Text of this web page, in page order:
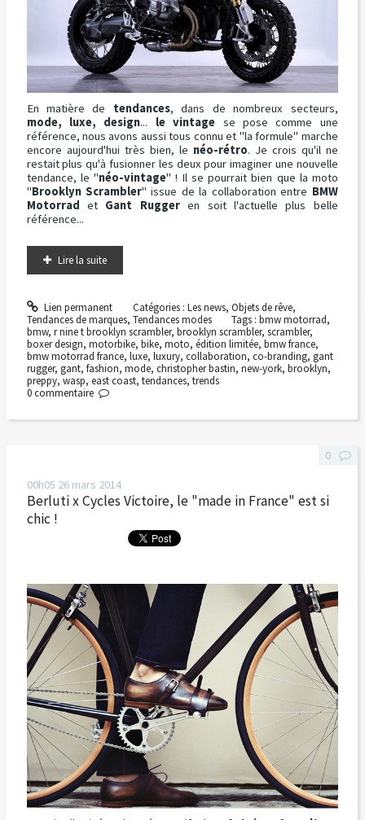
En matière de tendances, dans de nombreux secteurs,
mode, luxe, design... le vintage se pose comme une
référence, nous avons aussi tous connu et "la formule" marche
encore aujourd'hui très bien, le néo-rétro. Je crois qu'il ne
restait plus qu'à fusionner les deux pour imaginer une nouvelle
tendance, le "néo-vintage" ! Il se pourrait bien que la moto
"Brooklyn Scrambler" issue de la collaboration entre BMW
Motorrad et Gant Ruggeren soit l'actuelle plus belle
référence...
Lire la suite
Lien permanent Catégories : Les news, Objets de rêve,
Tendances de marques, Tendances modes Tags :bmw motorrad,
bmw, r nine t brooklyn scrambler, brooklyn scrambler, scrambler,
boxer design, motorbike, bike, moto, édition limitée, bmw france,
bmw motorrad france, luxe, luxury, collaboration, co-branding, gant
rugger, gant, fashion, mode, christopher bastin, new-york, brooklyn,
preppy, wasp, east coast, tendances, trends
0 commentaire
00h05 26 mars 2014
Berluti x Cycles Victoire, le "made in France" est si
chic !
0